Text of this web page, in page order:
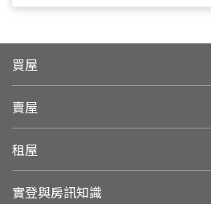
買屋
賣屋
租屋
實登與房訊知識